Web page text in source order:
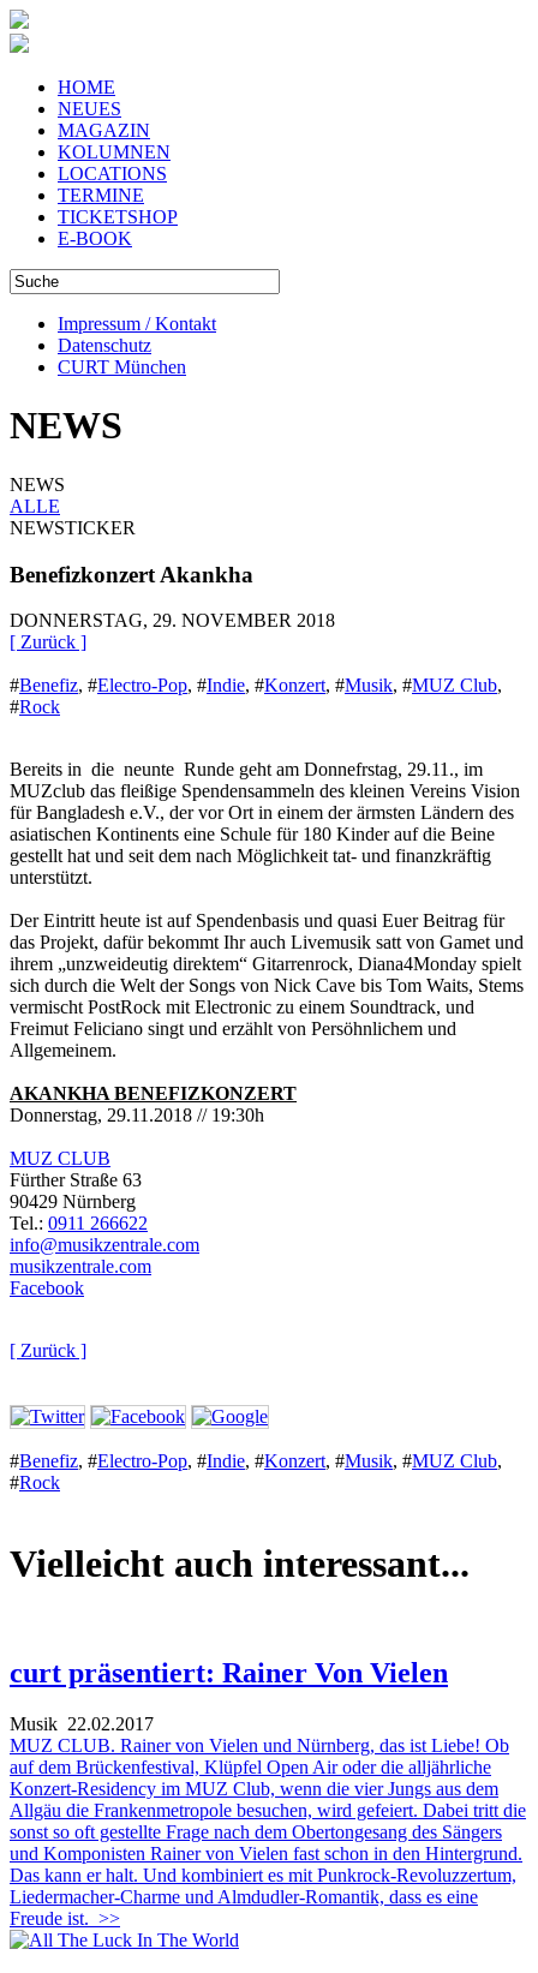
HOME
NEUES
MAGAZIN
KOLUMNEN
LOCATIONS
TERMINE
TICKETSHOP
E-BOOK
Impressum / Kontakt
Datenschutz
CURT München
NEWS
NEWS
ALLE
NEWSTICKER
Benefizkonzert Akankha
DONNERSTAG, 29. NOVEMBER 2018
[ Zurück ]
#Benefiz, #Electro-Pop, #Indie, #Konzert, #Musik, #MUZ Club,
#Rock
Bereits in die neunte Runde geht am Donnefrstag, 29.11., im
MUZclub das fleißige Spendensammeln des kleinen Vereins Vision
für Bangladesh e.V., der vor Ort in einem der ärmsten Ländern des
asiatischen Kontinents eine Schule für 180 Kinder auf die Beine
gestellt hat und seit dem nach Möglichkeit tat- und finanzkräftig
unterstützt.
Der Eintritt heute ist auf Spendenbasis und quasi Euer Beitrag für
das Projekt, dafür bekommt Ihr auch Livemusik satt von Gamet und
ihrem „unzweideutig direktem“ Gitarrenrock, Diana4Monday spielt
sich durch die Welt der Songs von Nick Cave bis Tom Waits, Stems
vermischt PostRock mit Electronic zu einem Soundtrack, und
Freimut Feliciano singt und erzählt von Persöhnlichem und
Allgemeinem.
AKANKHA BENEFIZKONZERT
Donnerstag, 29.11.2018 // 19:30h
MUZ CLUB
Fürther Straße 63
90429 Nürnberg
Tel.: 0911 266622
info@musikzentrale.com
musikzentrale.com
Facebook
[ Zurück ]
#Benefiz, #Electro-Pop, #Indie, #Konzert, #Musik, #MUZ Club,
#Rock
Vielleicht auch interessant...
curt präsentiert: Rainer Von Vielen
Musik 22.02.2017
MUZ CLUB. Rainer von Vielen und Nürnberg, das ist Liebe! Ob
auf dem Brückenfestival, Klüpfel Open Air oder die alljährliche
Konzert-Residency im MUZ Club, wenn die vier Jungs aus dem
Allgäu die Frankenmetropole besuchen, wird gefeiert. Dabei tritt die
sonst so oft gestellte Frage nach dem Obertongesang des Sängers
und Komponisten Rainer von Vielen fast schon in den Hintergrund.
Das kann er halt. Und kombiniert es mit Punkrock-Revoluzzertum,
Liedermacher-Charme und Almdudler-Romantik, dass es eine
Freude ist. >>